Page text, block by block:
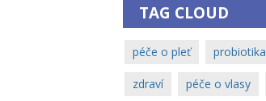
TAG CLOUD
péče o pleť probiotika
zdraví péče o vlasy